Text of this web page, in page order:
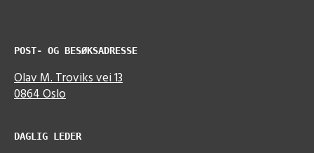
POST- OG BESØKSADRESSE
Olav M. Troviks vei 13
0864 Oslo
DAGLIG LEDER